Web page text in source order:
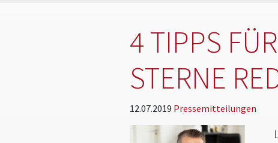
4 TIPPS
STERNE
12.07.2019 Pressemitteilungen